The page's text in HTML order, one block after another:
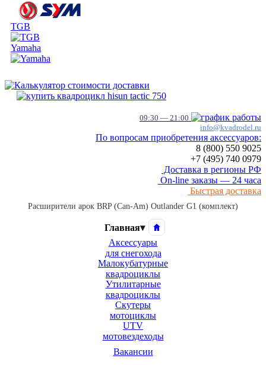
TGB
Yamaha
09:30 — 21:00
info@kvadrodel.ru
По вопросам приобретения аксессуаров:
8 (800) 550 9025
+7 (495) 740 0979
Доставка в регионы РФ
On-line заказы — 24 часа
Быстрая доставка
Расширители арок BRP (Can-Am) Outlander G1 (комплект)
Главная▾
Аксессуары
для снегохода
Малокубатурные
квадроциклы
Утилитарные
квадроциклы
Скутеры
мотоциклы
UTV
мотовездеходы
Вакансии